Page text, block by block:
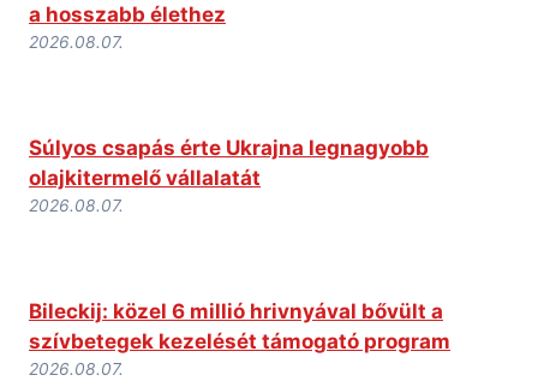
a hosszabb élethez
2026.08.07.
Súlyos csapás érte Ukrajna legnagyobb
olajkitermelő vállalatát
2026.08.07.
Bileckij: közel 6 millió hrivnyával bővült a
szívbetegek kezelését támogató program
2026.08.07.